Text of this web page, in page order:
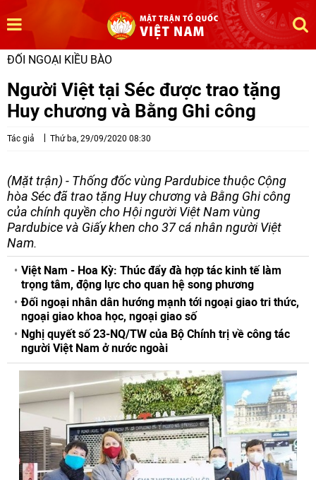
ĐỐI NGOẠI KIỀU BÀO
Người Việt tại Séc được trao tặng
Huy chương và Bằng Ghi công
Tác giả Thứ ba, 29/09/2020 08:30
(Mặt trận) - Thống đốc vùng Pardubice thuộc Cộng
hòa Séc đã trao tặng Huy chương và Bằng Ghi công
của chính quyền cho Hội người Việt Nam vùng
Pardubice và Giấy khen cho 37 cá nhân người Việt
Nam.
Việt Nam - Hoa Kỳ: Thúc đẩy đà hợp tác kinh tế làm
trọng tâm, động lực cho quan hệ song phương
Đối ngoại nhân dân hướng mạnh tới ngoại giao tri thức,
ngoại giao khoa học, ngoại giao số
Nghị quyết số 23-NQ/TW của Bộ Chính trị về công tác
người Việt Nam ở nước ngoài